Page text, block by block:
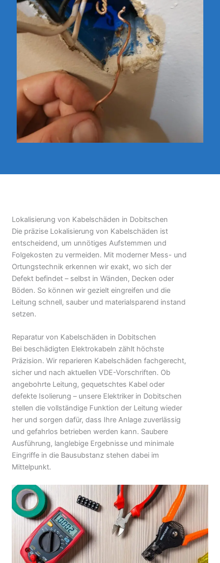
Lokalisierung von Kabelschäden in Dobitschen
Die präzise Lokalisierung von Kabelschäden ist
entscheidend, um unnötiges Aufstemmen und
Folgekosten zu vermeiden. Mit moderner Mess- und
Ortungstechnik erkennen wir exakt, wo sich der
Defekt befindet – selbst in Wänden, Decken oder
Böden. So können wir gezielt eingreifen und die
Leitung schnell, sauber und materialsparend instand
setzen.
Reparatur von Kabelschäden in Dobitschen
Bei beschädigten Elektrokabeln zählt höchste
Präzision. Wir reparieren Kabelschäden fachgerecht,
sicher und nach aktuellen VDE-Vorschriften. Ob
angebohrte Leitung, gequetschtes Kabel oder
defekte Isolierung – unsere Elektriker in Dobitschen
stellen die vollständige Funktion der Leitung wieder
her und sorgen dafür, dass Ihre Anlage zuverlässig
und gefahrlos betrieben werden kann. Saubere
Ausführung, langlebige Ergebnisse und minimale
Eingriffe in die Bausubstanz stehen dabei im
Mittelpunkt.